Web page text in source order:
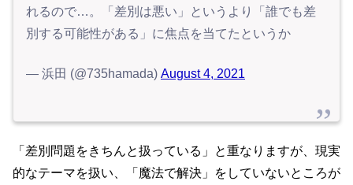
れるので…。「差別は悪い」というより「誰でも差
別する可能性がある」に焦点を当てたというか
— 浜田 (@735hamada) August 4, 2021
「差別問題をきちんと扱っている」と重なりますが、現実
的なテーマを扱い、「魔法で解決」をしていないところが